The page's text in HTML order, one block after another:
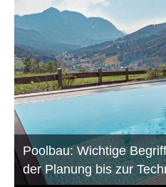
Poolbau: Wichtige
der Planung bis zur